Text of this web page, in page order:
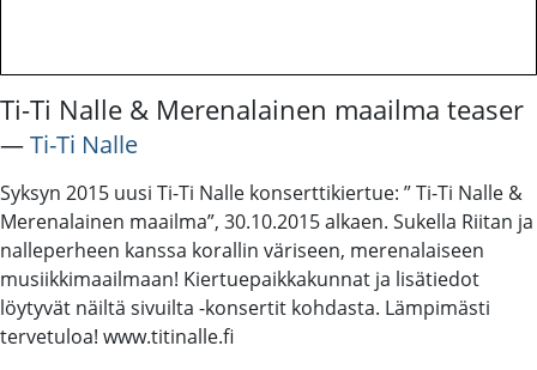
Ti-Ti Nalle & Merenalainen maailma teaser
―Ti-Ti Nalle
Syksyn 2015 uusi Ti-Ti Nalle konserttikiertue: ” Ti-Ti Nalle &
Merenalainen maailma”, 30.10.2015 alkaen. Sukella Riitan ja
nalleperheen kanssa korallin väriseen, merenalaiseen
musiikkimaailmaan! Kiertuepaikkakunnat ja lisätiedot
löytyvät näiltä sivuilta -konsertit kohdasta. Lämpimästi
tervetuloa! www.titinalle.fi